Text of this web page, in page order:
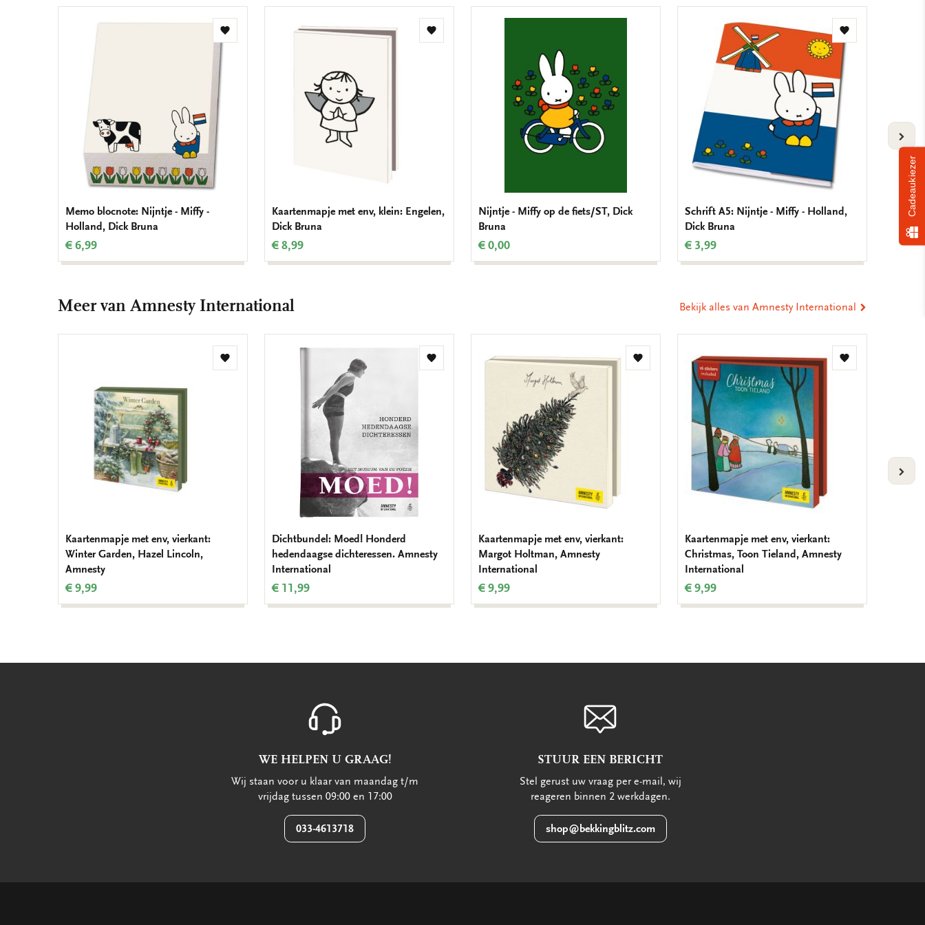
Toevoegen
Memo blocnote: Nijntje - Miffy -
Holland, Dick Bruna
€ 6,99
Toevoegen
Kaartenmapje met env, klein: Engelen,
Dick Bruna
€ 8,99
Nijntje - Miffy op de fiets/ST, Dick
Bruna
€ 0,00
Toevoegen
aan
verlanglijst
Schrift A5: Nijntje - Miffy - Holland,
Dick Bruna
€ 3,99 € 0,00
Meer van Amnesty International Bekijk alles van Amnesty International
Toevoegen
Kaartenmapje met env, vierkant:
Winter Garden, Hazel Lincoln,
Amnesty
€ 9,99
Toevoegen
Dichtbundel: Moed! Honderd
hedendaagse dichteressen. Amnesty
International
€ 11,99
Toevoegen
Kaartenmapje met env, vierkant:
Margot Holtman, Amnesty
International
€ 9,99
Toevoegen
Kaartenmapje met env, vierkant:
Christmas, Toon Tieland, Amnesty
International
€ 9,99
WE HELPEN U GRAAG!
Wij staan voor u klaar van maandag t/m
vrijdag tussen 09:00 en 17:00
033-4613718
STUUR EEN BERICHT
Stel gerust uw vraag per e-mail, wij
reageren binnen 2 werkdagen.
shop@bekkingblitz.com
Cadeaukiezer